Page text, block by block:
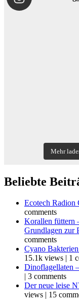
Mehr
Beliebte
Ecotech Radion
comments
Korallen füttern
Grundlagen zur
comments
Cyano
15.1k views | 1
Dinoflagellaten
| 3 comments
Der neue leise
views | 15